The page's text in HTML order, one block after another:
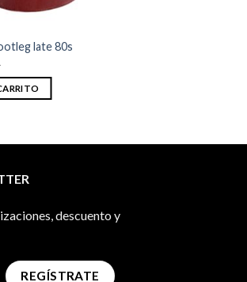
late 80s
descuento y